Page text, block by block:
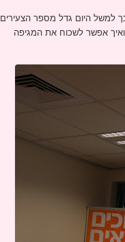
למשל היום גדל מספר הצעירים
אפשר לשכוח את המגיפה